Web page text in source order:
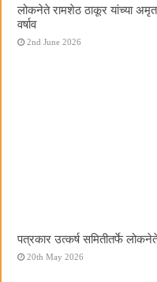
लोकनेते रामशेठ ठाकूर यांच्या अमृत
वर्षाव
2nd June 2026
पत्रकार उत्कर्ष समितीतर्फे
20th May 2026